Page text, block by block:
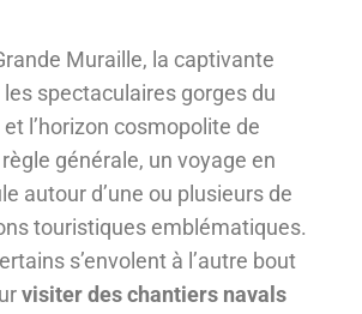
Muraille, la captivante
spectaculaires gorges du
l’horizon cosmopolite de
générale, un voyage en
autour d’une ou plusieurs de
touristiques emblématiques.
s’envolent à l’autre bout
visiter des chantiers navals